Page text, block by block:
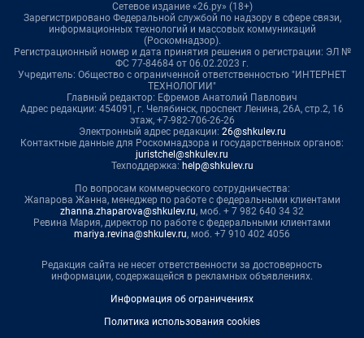
Сетевое издание «26.ру» (18+)
Зарегистрировано Федеральной службой по надзору в сфере связи,
информационных технологий и массовых коммуникаций
(Роскомнадзор).
Регистрационный номер и дата принятия решения о регистрации: ЭЛ №
ФС 77-84684 от 06.02.2023 г.
Учредитель: Общество с ограниченной ответственностью "ИНТЕРНЕТ
ТЕХНОЛОГИИ"
Главный редактор: Ефремов Анатолий Павлович
Адрес редакции: 454091, г. Челябинск, проспект Ленина, 26А, стр.2, 16
этаж, +7-982-706-26-26
Электронный адрес редакции: 26@shkulev.ru
Контактные данные для Роскомнадзора и государственных органов:
juristchel@shkulev.ru
Техподдержка: help@shkulev.ru
По вопросам коммерческого сотрудничества:
Жапарова Жанна, менеджер по работе с федеральными клиентами
zhanna.zhaparova@shkulev.ru, моб. + 7 982 640 34 32
Ревина Мария, директор по работе с федеральными клиентами
mariya.revina@shkulev.ru, моб. +7 910 402 4056
Редакция сайта не несет ответственности за достоверность
информации, содержащейся в рекламных объявлениях.
Информация об ограничениях
Политика использования cookies